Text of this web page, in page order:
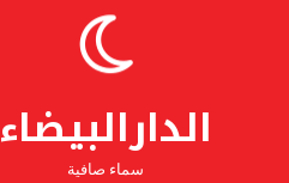
الدارالبيضاء
سماء صافية